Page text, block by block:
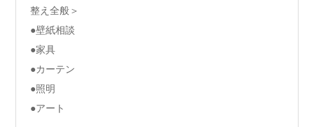
整え全般＞
●壁紙相談
●家具
●カーテン
●照明
●アート